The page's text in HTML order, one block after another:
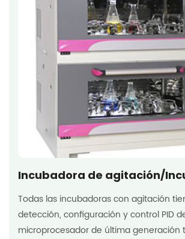
Incubadora de agitación/
Todas las incubadoras con agitación
detección, configuración y control PID
microprocesador de última generación